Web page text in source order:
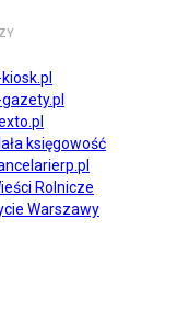
kiosk.pl
gazety.pl
księgowość
Rolnicze
Warszawy